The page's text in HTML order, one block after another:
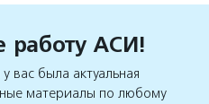
работу АСИ!
была актуальная
материалы по любому